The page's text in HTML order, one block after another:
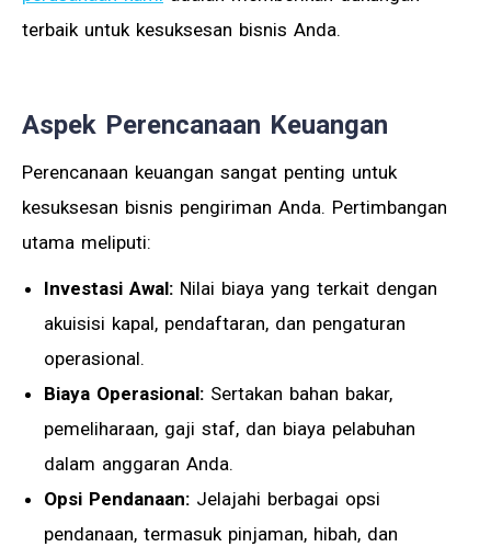
terbaik untuk kesuksesan bisnis Anda.
Aspek Perencanaan Keuangan
Perencanaan keuangan sangat penting untuk
kesuksesan bisnis pengiriman Anda. Pertimbangan
utama meliputi:
Investasi Awal: Nilai biaya yang terkait dengan
akuisisi kapal, pendaftaran, dan pengaturan
operasional.
Biaya Operasional: Sertakan bahan bakar,
pemeliharaan, gaji staf, dan biaya pelabuhan
dalam anggaran Anda.
Opsi Pendanaan: Jelajahi berbagai opsi
pendanaan, termasuk pinjaman, hibah, dan